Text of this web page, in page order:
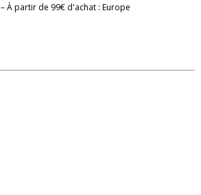
– À partir de 99€ d'achat : Europe